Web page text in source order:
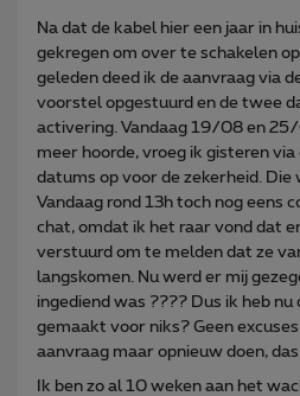
Na dat de kabel hier een jaar in
gekregen om over te schakelen
geleden deed ik de aanvraag via
voorstel opgestuurd en de twee
activering. Vandaag 19/08 en
meer hoorde, vroeg ik gisteren via
datums op voor de zekerheid. Die
Vandaag rond 13h toch nog eens
chat, omdat ik het raar vond dat
verstuurd om te melden dat ze
langskomen. Nu werd er mij
ingediend was ???? Dus ik heb
gemaakt voor niks? Geen
aanvraag maar opnieuw doen,
Ik ben zo al 10 weken aan het